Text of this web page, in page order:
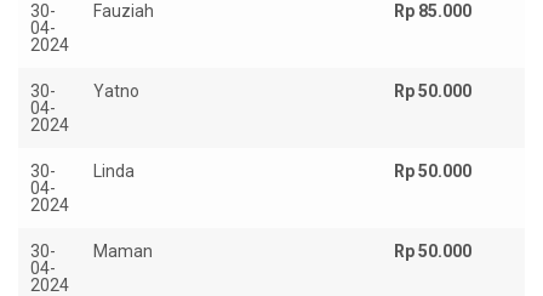
30-
04-
2024
Fauziah Rp 85.000
30-
04-
2024
Yatno Rp 50.000
30-
04-
2024
Linda Rp 50.000
30-
04-
2024
Maman Rp 50.000